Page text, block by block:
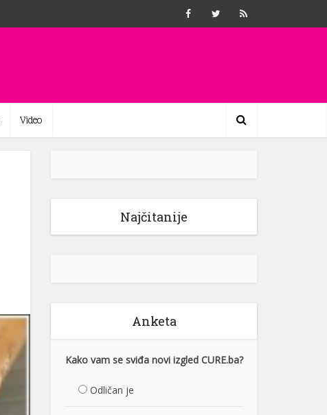
Video
Najčitanije
Anketa
Kako vam se sviđa novi izgled CURE.ba?
Odličan je